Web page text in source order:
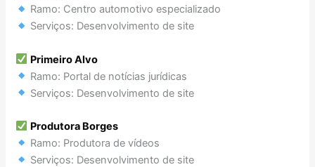
Ramo: Centro automotivo especializado
Serviços: Desenvolvimento de site
Primeiro Alvo
Ramo: Portal de notícias jurídicas
Serviços: Desenvolvimento de site
Produtora Borges
Ramo: Produtora de vídeos
Serviços: Desenvolvimento de site